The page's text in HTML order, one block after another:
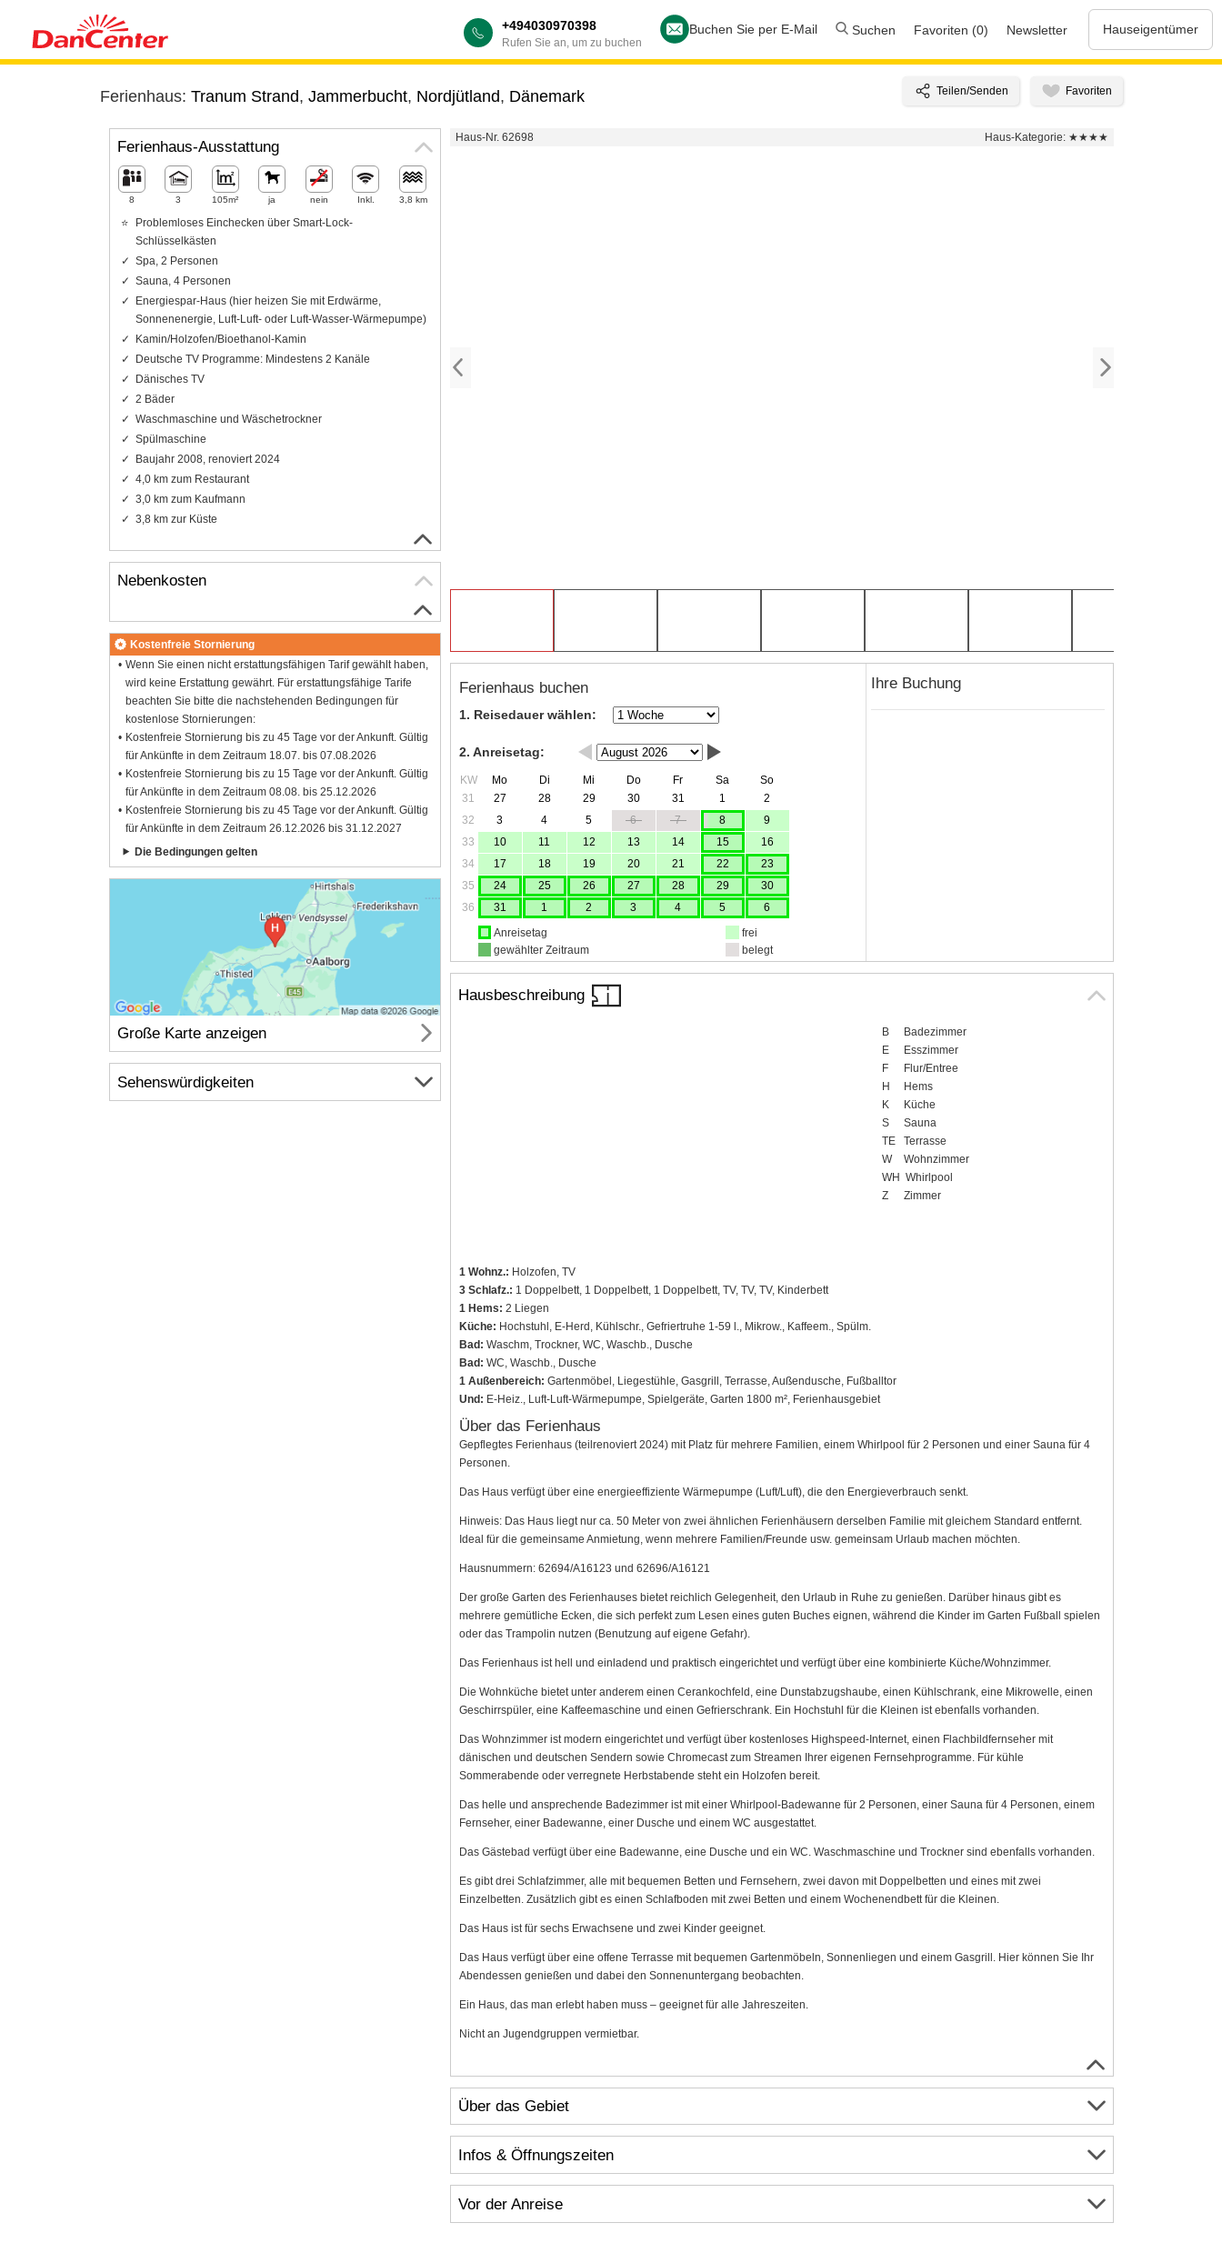
+494030970398
Rufen Sie an, um zu buchen
Buchen Sie per E-Mail Suchen Favoriten (0) Newsletter Hauseigentümer
Ferienhaus: Tranum Strand, Jammerbucht, Nordjütland, Dänemark
Haus-Nr. 62698 Haus-Kategorie: ★★★★
Ferienhaus buchen
1. Reisedauer wählen:
2. Anreisetag:
KW Mo Di Mi Do Fr Sa
So
31
27 28 29 30 31 1
2
32
3 4 5 6 7 8
9
33
10 11 12 13 14 15
16
34
17 18 19 20 21 22
23
35
24 25 26 27 28 29
30
36
31 1 2 3 4 5
6
Anreisetag
gewählter Zeitraum
frei
belegt
Ihre Buchung
Hausbeschreibung
B
Badezimmer
E
Esszimmer
F
Flur/Entree
H
Hems
K
Küche
S
Sauna
TE
Terrasse
W
Wohnzimmer
WH Whirlpool
Z
Zimmer
1 Wohnz.: Holzofen, TV
3 Schlafz.: 1 Doppelbett, 1 Doppelbett, 1 Doppelbett, TV, TV, TV, Kinderbett
1 Hems: 2 Liegen
Küche: Hochstuhl, E-Herd, Kühlschr., Gefriertruhe 1-59 l., Mikrow., Kaffeem., Spülm.
Bad: Waschm, Trockner, WC, Waschb., Dusche
Bad: WC, Waschb., Dusche
1 Außenbereich: Gartenmöbel, Liegestühle, Gasgrill, Terrasse, Außendusche, Fußballtor
Und: E-Heiz., Luft-Luft-Wärmepumpe, Spielgeräte, Garten 1800 m², Ferienhausgebiet
Über das Ferienhaus
Gepflegtes Ferienhaus (teilrenoviert 2024) mit Platz für mehrere Familien, einem Whirlpool für 2 Personen und einer Sauna für 4
Personen.
Das Haus verfügt über eine energieeffiziente Wärmepumpe (Luft/Luft), die den Energieverbrauch senkt.
Hinweis: Das Haus liegt nur ca. 50 Meter von zwei ähnlichen Ferienhäusern derselben Familie mit gleichem Standard entfernt.
Ideal für die gemeinsame Anmietung, wenn mehrere Familien/Freunde usw. gemeinsam Urlaub machen möchten.
Hausnummern: 62694/A16123 und 62696/A16121
Der große Garten des Ferienhauses bietet reichlich Gelegenheit, den Urlaub in Ruhe zu genießen. Darüber hinaus gibt es
mehrere gemütliche Ecken, die sich perfekt zum Lesen eines guten Buches eignen, während die Kinder im Garten Fußball spielen
oder das Trampolin nutzen (Benutzung auf eigene Gefahr).
Das Ferienhaus ist hell und einladend und praktisch eingerichtet und verfügt über eine kombinierte Küche/Wohnzimmer.
Die Wohnküche bietet unter anderem einen Cerankochfeld, eine Dunstabzugshaube, einen Kühlschrank, eine Mikrowelle, einen
Geschirrspüler, eine Kaffeemaschine und einen Gefrierschrank. Ein Hochstuhl für die Kleinen ist ebenfalls vorhanden.
Das Wohnzimmer ist modern eingerichtet und verfügt über kostenloses Highspeed-Internet, einen Flachbildfernseher mit
dänischen und deutschen Sendern sowie Chromecast zum Streamen Ihrer eigenen Fernsehprogramme. Für kühle
Sommerabende oder verregnete Herbstabende steht ein Holzofen bereit.
Das helle und ansprechende Badezimmer ist mit einer Whirlpool-Badewanne für 2 Personen, einer Sauna für 4 Personen, einem
Fernseher, einer Badewanne, einer Dusche und einem WC ausgestattet.
Das Gästebad verfügt über eine Badewanne, eine Dusche und ein WC. Waschmaschine und Trockner sind ebenfalls vorhanden.
Es gibt drei Schlafzimmer, alle mit bequemen Betten und Fernsehern, zwei davon mit Doppelbetten und eines mit zwei
Einzelbetten. Zusätzlich gibt es einen Schlafboden mit zwei Betten und einem Wochenendbett für die Kleinen.
Das Haus ist für sechs Erwachsene und zwei Kinder geeignet.
Das Haus verfügt über eine offene Terrasse mit bequemen Gartenmöbeln, Sonnenliegen und einem Gasgrill. Hier können Sie Ihr
Abendessen genießen und dabei den Sonnenuntergang beobachten.
Ein Haus, das man erlebt haben muss – geeignet für alle Jahreszeiten.
Nicht an Jugendgruppen vermietbar.
Über das Gebiet
Infos & Öffnungszeiten
Vor der Anreise
Ferienhaus-Ausstattung
8 3 105m² ja nein Inkl. 3,8 km
Problemloses Einchecken über Smart-Lock-
Schlüsselkästen
Spa, 2 Personen
Sauna, 4 Personen
Energiespar-Haus (hier heizen Sie mit Erdwärme,
Sonnenenergie, Luft-Luft- oder Luft-Wasser-Wärmepumpe)
Kamin/Holzofen/Bioethanol-Kamin
Deutsche TV Programme: Mindestens 2 Kanäle
Dänisches TV
2 Bäder
Waschmaschine und Wäschetrockner
Spülmaschine
Baujahr 2008, renoviert 2024
4,0 km zum Restaurant
3,0 km zum Kaufmann
3,8 km zur Küste
Nebenkosten
Kostenfreie Stornierung
Wenn Sie einen nicht erstattungsfähigen Tarif gewählt haben,
wird keine Erstattung gewährt. Für erstattungsfähige Tarife
beachten Sie bitte die nachstehenden Bedingungen für
kostenlose Stornierungen:
Kostenfreie Stornierung bis zu 45 Tage vor der Ankunft. Gültig
für Ankünfte in dem Zeitraum 18.07. bis 07.08.2026
Kostenfreie Stornierung bis zu 15 Tage vor der Ankunft. Gültig
für Ankünfte in dem Zeitraum 08.08. bis 25.12.2026
Kostenfreie Stornierung bis zu 45 Tage vor der Ankunft. Gültig
für Ankünfte in dem Zeitraum 26.12.2026 bis 31.12.2027
Die Bedingungen gelten
Große Karte anzeigen
Sehenswürdigkeiten